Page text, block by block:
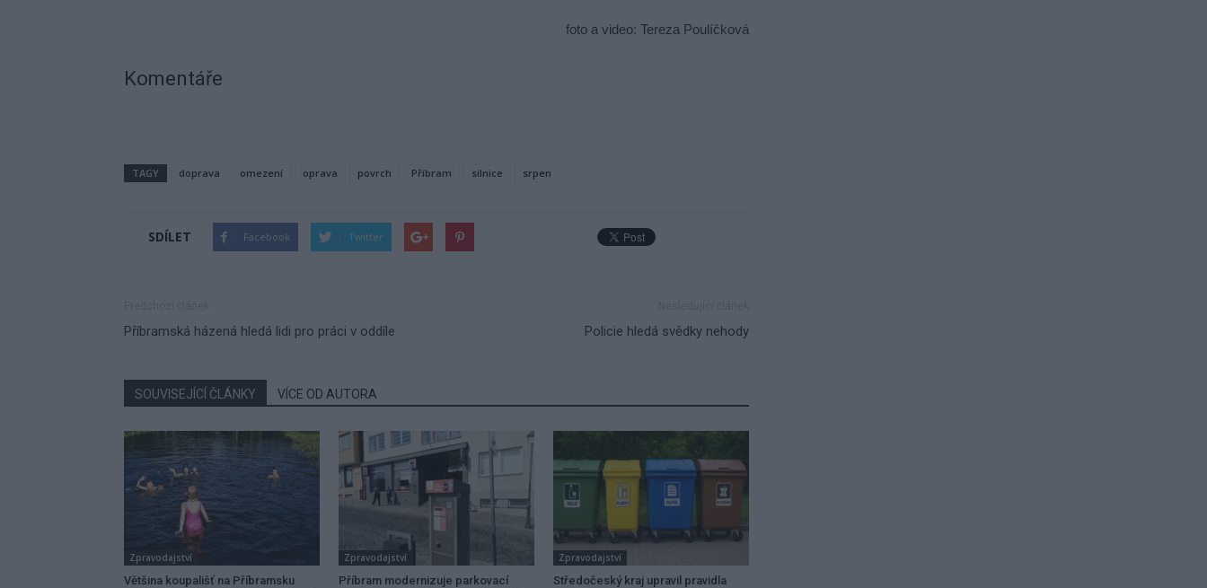
foto a video: Tereza Poulíčková
Komentáře
TAGY doprava omezení oprava povrch Příbram silnice srpen
SDÍLET Facebook Twitter
Příbramská házená hledá lidi pro práci v oddíle Policie hledá svědky nehody
SOUVISEJÍCÍ ČLÁNKY VÍCE OD AUTORA
Zpravodajství
Většina koupališť na Příbramsku
Zpravodajství
Příbram modernizuje parkovací
Zpravodajství
Středočeský kraj upravil pravidla